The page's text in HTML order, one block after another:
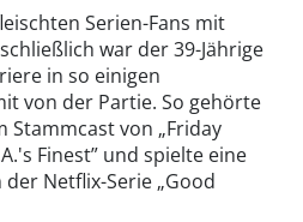
Serien-Fans mit
war der 39-Jährige
in so einigen
von der Partie. So gehörte
von „Friday
Finest” und spielte eine
Netflix-Serie „Good